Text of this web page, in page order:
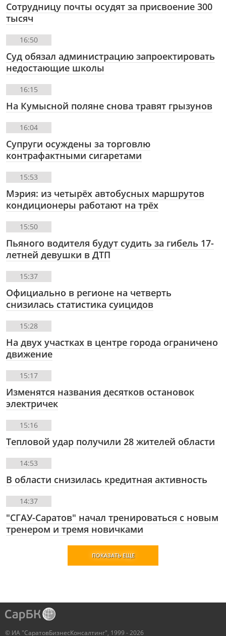
Сотрудницу почты осудят за присвоение 300
тысяч
16:50
Суд обязал администрацию запроектировать
недостающие школы
16:15
На Кумысной поляне снова травят грызунов
16:04
Супруги осуждены за торговлю
контрафактными сигаретами
15:53
Мэрия: из четырёх автобусных маршрутов
кондиционеры работают на трёх
15:50
Пьяного водителя будут судить за гибель 17-
летней девушки в ДТП
15:37
Официально в регионе на четверть
снизилась статистика суицидов
15:28
На двух участках в центре города ограничено
движение
15:17
Изменятся названия десятков остановок
электричек
15:16
Тепловой удар получили 28 жителей области
14:53
В области снизилась кредитная активность
14:37
"СГАУ-Саратов" начал тренироваться с новым
тренером и тремя новичками
ПОКАЗАТЬ ЕЩЕ
© ИА "СаратовБизнесКонсалтинг", 1999 - 2026